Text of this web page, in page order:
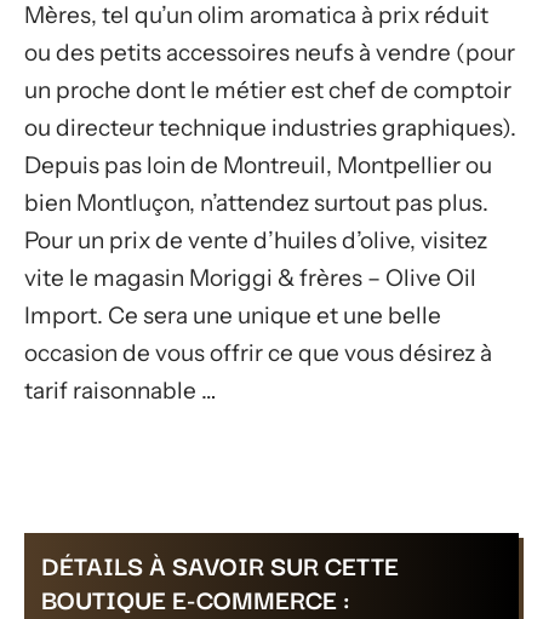
Mères, tel qu’un olim aromatica à prix réduit
ou des petits accessoires neufs à vendre (pour
un proche dont le métier est chef de comptoir
ou directeur technique industries graphiques).
Depuis pas loin de Montreuil, Montpellier ou
bien Montluçon, n’attendez surtout pas plus.
Pour un prix de vente d’huiles d’olive, visitez
vite le magasin Moriggi & frères – Olive Oil
Import. Ce sera une unique et une belle
occasion de vous offrir ce que vous désirez à
tarif raisonnable …
DÉTAILS À SAVOIR SUR CETTE
BOUTIQUE E-COMMERCE :